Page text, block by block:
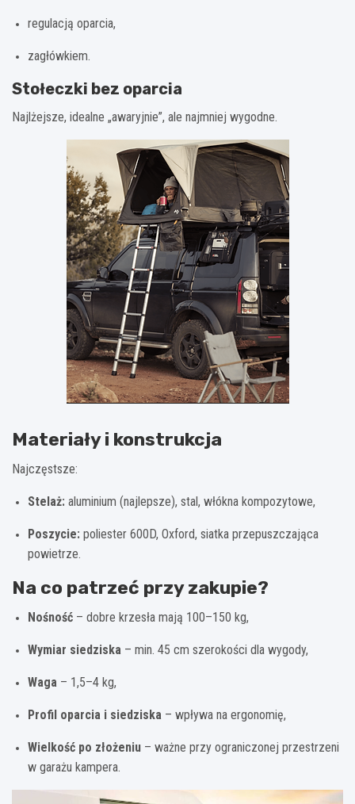
regulacją oparcia,
zagłówkiem.
Stołeczki bez oparcia
Najlżejsze, idealne „awaryjnie”, ale najmniej wygodne.
Materiały i konstrukcja
Najczęstsze:
Stelaż: aluminium (najlepsze), stal, włókna kompozytowe,
Poszycie: poliester 600D, Oxford, siatka przepuszczająca
powietrze.
Na co patrzeć przy zakupie?
Nośność – dobre krzesła mają 100–150 kg,
Wymiar siedziska – min. 45 cm szerokości dla wygody,
Waga – 1,5–4 kg,
Profil oparcia i siedziska – wpływa na ergonomię,
Wielkość po złożeniu – ważne przy ograniczonej przestrzeni
w garażu kampera.